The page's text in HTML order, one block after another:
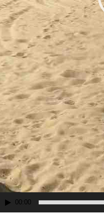
00:00